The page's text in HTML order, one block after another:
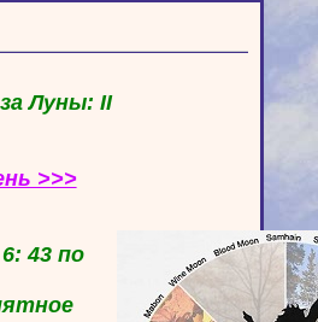
Луны: II
>>>
43 по